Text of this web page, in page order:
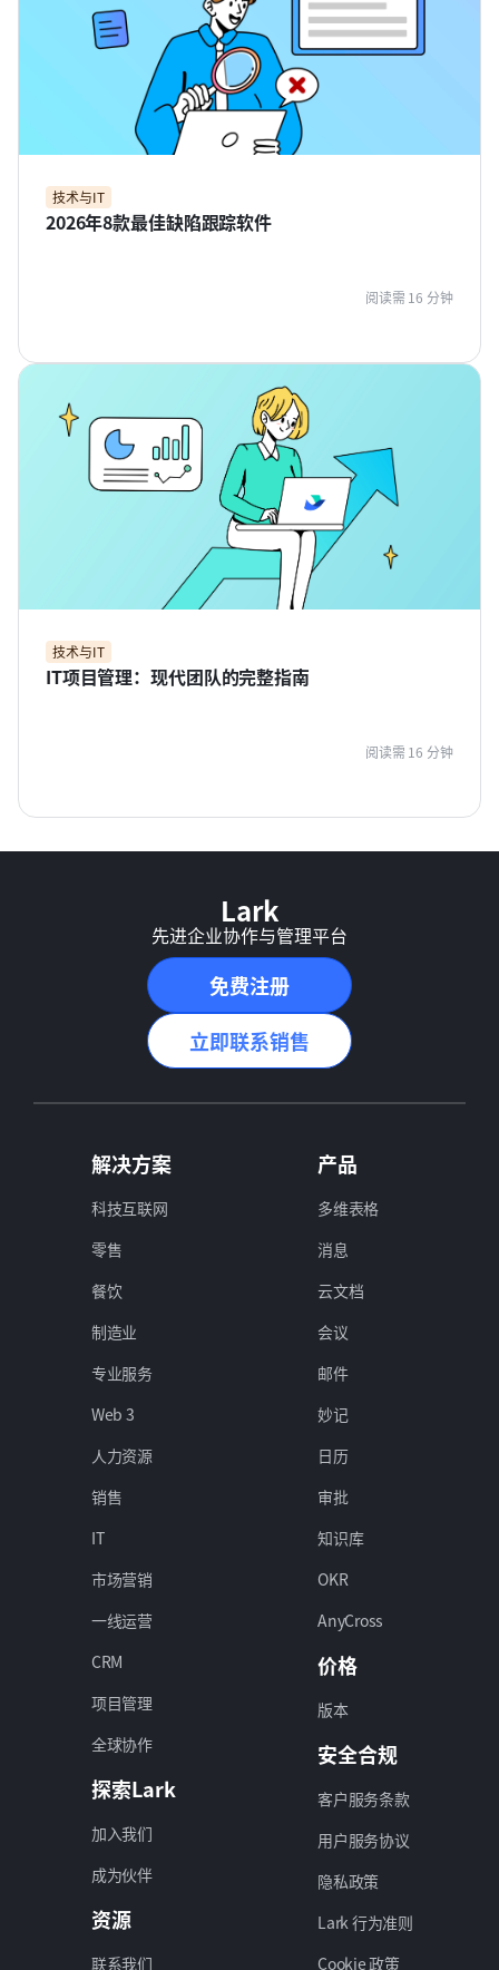
技术与IT
2026年8款最佳缺陷跟踪软件
阅读需 16 分钟
技术与IT
IT项目管理：现代团队的完整指南
阅读需 16 分钟
Lark
先进企业协作与管理平台
免费注册
立即联系销售
解决方案
科技互联网
零售
餐饮
制造业
专业服务
Web 3
人力资源
销售
IT
市场营销
一线运营
CRM
项目管理
全球协作
探索Lark
加入我们
成为伙伴
资源
联系我们
产品
多维表格
消息
云文档
会议
邮件
妙记
日历
审批
知识库
OKR
AnyCross
价格
版本
安全合规
客户服务条款
用户服务协议
隐私政策
Lark 行为准则
Cookie 政策